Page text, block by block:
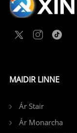
cinnteacht de
an chinnteacht
MAIDIR LINNE
Ár Stair
Ár Monarcha